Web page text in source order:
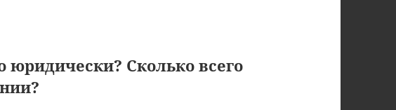
юридически? Сколько всего